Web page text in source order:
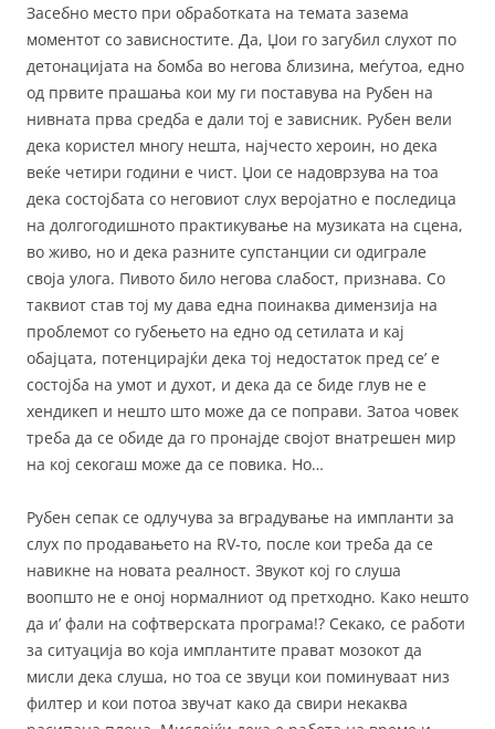
Засебно место при обработката на темата зазема
моментот со зависностите. Да, Џои го загубил слухот по
детонацијата на бомба во негова близина, меѓутоа, едно
од првите прашања кои му ги поставува на Рубен на
нивната прва средба е дали тој е зависник. Рубен вели
дека користел многу нешта, најчесто хероин, но дека
веќе четири години е чист. Џои се надоврзува на тоа
дека состојбата со неговиот слух веројатно е последица
на долгогодишното практикување на музиката на сцена,
во живо, но и дека разните супстанции си одиграле
своја улога. Пивото било негова слабост, признава. Со
таквиот став тој му дава една поинаква димензија на
проблемот со губењето на едно од сетилата и кај
обајцата, потенцирајќи дека тој недостаток пред се’ е
состојба на умот и духот, и дека да се биде глув не е
хендикеп и нешто што може да се поправи. Затоа човек
треба да се обиде да го пронајде својот внатрешен мир
на кој секогаш може да се повика. Но…
Рубен сепак се одлучува за вградување на импланти за
слух по продавањето на RV-то, после кои треба да се
навикне на новата реалност. Звукот кој го слуша
воопшто не е оној нормалниот од претходно. Како нешто
да и’ фали на софтверската програма!? Секако, се работи
за ситуација во која имплантите прават мозокот да
мисли дека слуша, но тоа се звуци кои поминуваат низ
филтер и кои потоа звучат како да свири некаква